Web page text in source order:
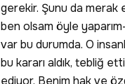
gerekir. Şunu da merak
ben olsam öyle
var bu durumda. O
bu kararı aldık, tebliğ
ediyor. Benim hak ve